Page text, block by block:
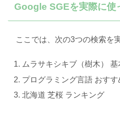
Google SGEを実際に使
ここでは、次の3つの検索を
ムラサキシキブ（樹木） 基
プログラミング言語 おすす
北海道 芝桜 ランキング